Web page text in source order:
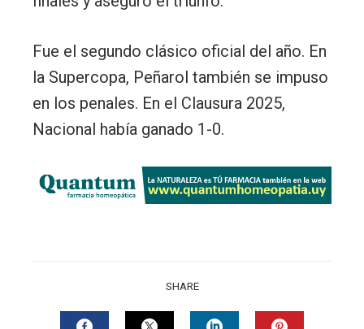
Fue el segundo clásico oficial del año. En
la Supercopa, Peñarol también se impuso
en los penales. En el Clausura 2025,
Nacional había ganado 1-0.
SHARE